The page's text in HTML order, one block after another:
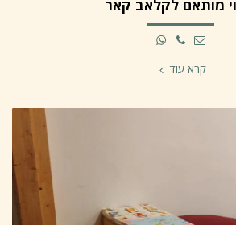
מותאם לקלאב קאר
קרא עוד